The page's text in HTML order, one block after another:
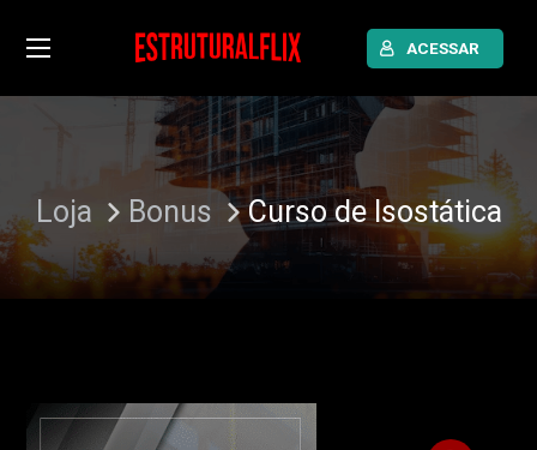
ACESSAR
Loja Bonus Curso de Isostática